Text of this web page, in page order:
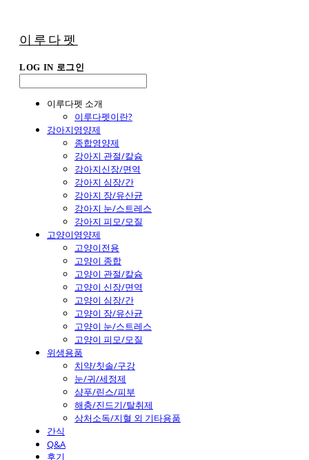
이루다펫
LOG IN 로그인
이루다펫 소개
이루다펫이란?
강아지영양제
종합영양제
강아지 관절/칼슘
강아지신장/면역
강아지 심장/간
강아지 장/유산균
강아지 눈/스트레스
강아지 피모/모질
고양이영양제
고양이전용
고양이 종합
고양이 관절/칼슘
고양이 신장/면역
고양이 심장/간
고양이 장/유산균
고양이 눈/스트레스
고양이 피모/모질
위생용품
치약/칫솔/구강
눈/귀/세정제
샴푸/린스/피부
해충/진드기/탈취제
상처소독/지혈 외 기타용품
간식
Q&A
후기